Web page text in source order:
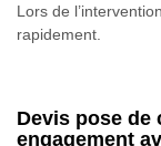
Lors de
rapidement.
Devis pose de
engagement